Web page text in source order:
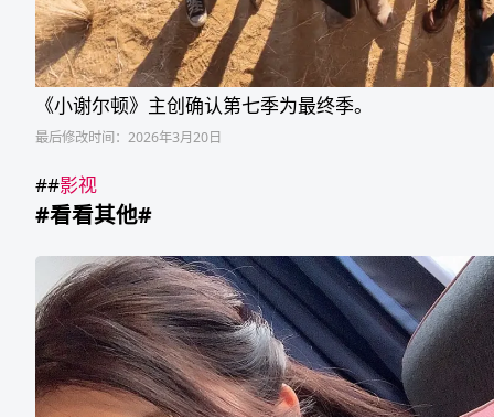
《小谢尔顿》主创确认第七季为最终季。
最后修改时间：2026年3月20日
##影视
#看看其他#
下
凛
凛
子